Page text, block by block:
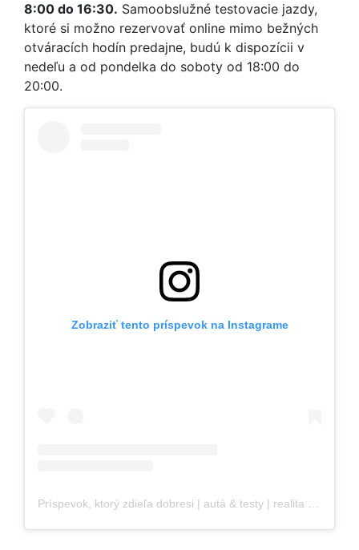
8:00 do 16:30. Samoobslužné testovacie jazdy,
ktoré si možno rezervovať online mimo bežných
otváracích hodín predajne, budú k dispozícii v
nedeľu a od pondelka do soboty od 18:00 do
20:00.
Zobraziť tento príspevok na Instagrame